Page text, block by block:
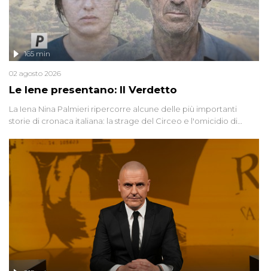
Le Iene presentano: Il Verdetto
165 min
02 agosto 2026
La Iena Nina Palmieri ripercorre alcune delle più importanti
storie di cronaca italiana: la strage del Circeo e l'omicidio di